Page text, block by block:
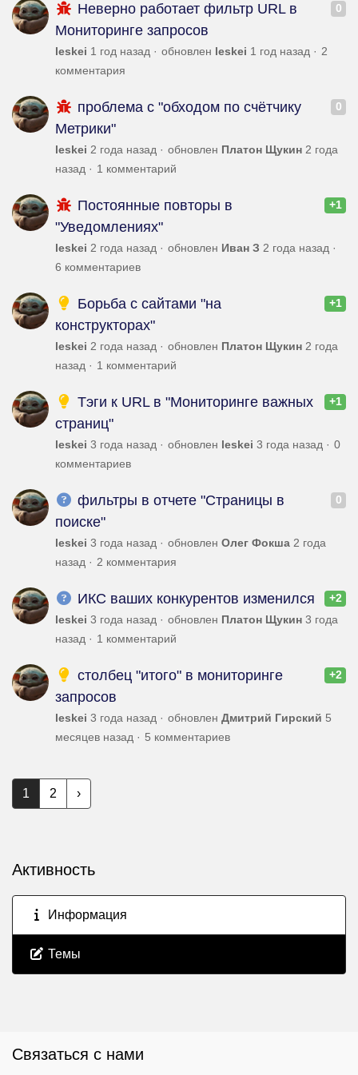
0
Неверно работает фильтр URL в
Мониторинге запросов
leskei 1 год назад обновлен leskei 1 год назад
2
комментария
0
проблема с "обходом по счётчику
Метрики"
leskei 2 года назад обновлен Платон Щукин 2 года
назад
1 комментарий
+1
Постоянные повторы в
"Уведомлениях"
leskei 2 года назад обновлен Иван З 2 года назад
6 комментариев
+1
Борьба с сайтами "на
конструкторах"
leskei 2 года назад обновлен Платон Щукин 2 года
назад
1 комментарий
+1
Тэги к URL в "Мониторинге важных
страниц"
leskei 3 года назад обновлен leskei 3 года назад
0
комментариев
0
фильтры в отчете "Страницы в
поиске"
leskei 3 года назад обновлен Олег Фокша 2 года
назад
2 комментария
+2
ИКС ваших конкурентов изменился
leskei 3 года назад обновлен Платон Щукин 3 года
назад
1 комментарий
+2
столбец "итого" в мониторинге
запросов
leskei 3 года назад обновлен Дмитрий Гирский 5
месяцев назад
5 комментариев
1 2 ›
Активность
Информация
Темы
Связаться с нами